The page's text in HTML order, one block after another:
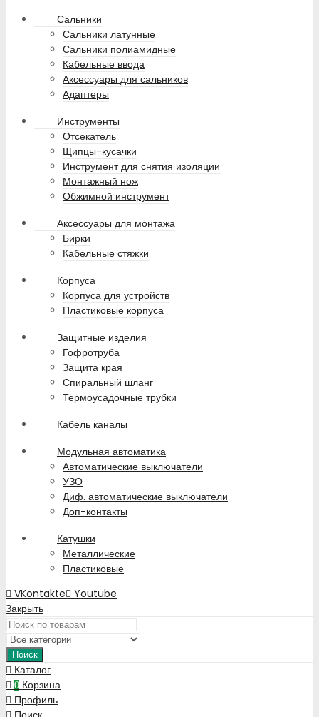
Сальники
Сальники латунные
Сальники полиамидные
Кабельные ввода
Аксессуары для сальников
Адаптеры
Инструменты
Отсекатель
Щипцы-кусачки
Инструмент для снятия изоляции
Монтажный нож
Обжимной инструмент
Аксессуары для монтажа
Бирки
Кабельные стяжки
Корпуса
Корпуса для устройств
Пластиковые корпуса
Защитные изделия
Гофротруба
Защита края
Спиральный шланг
Термоусадочные трубки
Кабель каналы
Модульная автоматика
Автоматические выключатели
УЗО
Диф. автоматические выключатели
Доп-контакты
Катушки
Металлические
Пластиковые
VKontakte
Youtube
Закрыть
Поиск
Каталог
0 Корзина
Профиль